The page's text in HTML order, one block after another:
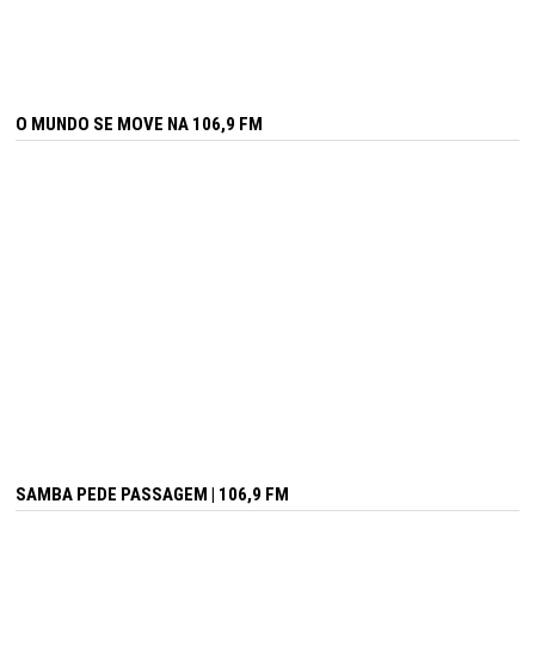
O MUNDO SE MOVE NA 106,9 FM
SAMBA PEDE PASSAGEM | 106,9 FM